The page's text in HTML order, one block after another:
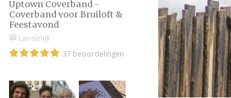
Uptown Coverband -
Coverband voor Bruiloft &
Feestavond
Landelijk
37 beoordelingen